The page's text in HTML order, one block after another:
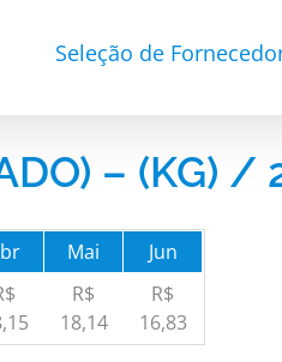
Seleção de
– (KG) /
Mai Jun
R$
18,14
R$
16,83